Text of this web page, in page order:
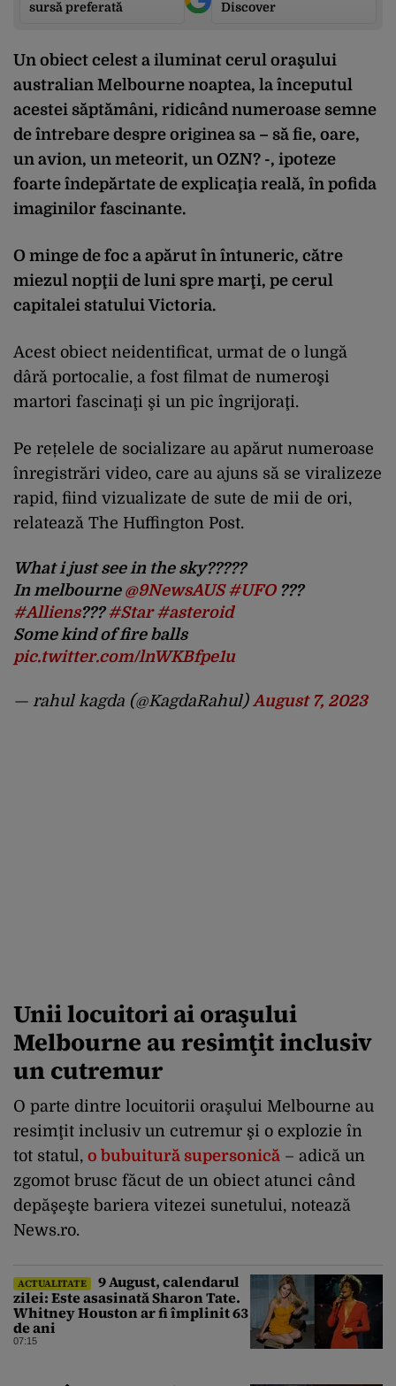
sursă preferată
Discover
Un obiect celest a iluminat cerul oraşului
australian Melbourne noaptea, la începutul
acestei săptămâni, ridicând numeroase semne
de întrebare despre originea sa – să fie, oare,
un avion, un meteorit, un OZN? -, ipoteze
foarte îndepărtate de explicaţia reală, în pofida
imaginilor fascinante.
O minge de foc a apărut în întuneric, către
miezul nopţii de luni spre marţi, pe cerul
capitalei statului Victoria.
Acest obiect neidentificat, urmat de o lungă
dâră portocalie, a fost filmat de numeroşi
martori fascinaţi şi un pic îngrijoraţi.
Pe rețelele de socializare au apărut numeroase
înregistrări video, care au ajuns să se viralizeze
rapid, fiind vizualizate de sute de mii de ori,
relatează The Huffington Post.
What i just see in the sky?????
In melbourne @9NewsAUS #UFO???
#Alliens???#Star #asteroid
Some kind of fire balls
pic.twitter.com/lnWKBfpe1u
— rahul kagda (@KagdaRahul) August 7, 2023
Unii locuitori ai oraşului
Melbourne au resimţit inclusiv
un cutremur
O parte dintre locuitorii oraşului Melbourne au
resimţit inclusiv un cutremur şi o explozie în
tot statul, o bubuitură supersonică – adică un
zgomot brusc făcut de un obiect atunci când
depăşeşte bariera vitezei sunetului, notează
News.ro.
ACTUALITATE
9 August, calendarul
zilei: Este asasinată Sharon Tate.
Whitney Houston ar fi împlinit 63
de ani
07:15